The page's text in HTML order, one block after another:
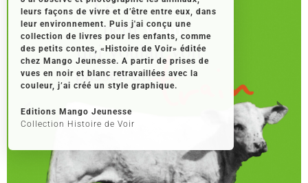
leurs façons de vivre et d’être entre eux, dans
leur environnement. Puis j'ai conçu une
collection de livres pour les enfants, comme
des petits contes, «Histoire de Voir» éditée
chez Mango Jeunesse. A partir de prises de
vues en noir et blanc retravaillées avec la
couleur, j’ai créé un style graphique.
Editions Mango Jeunesse
Collection Histoire de Voir
‹ ›